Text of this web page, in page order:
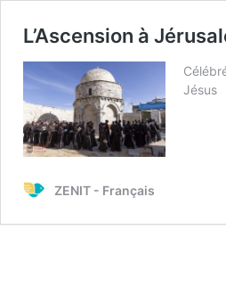
L’Ascension à
Jésus
ZENIT - Français